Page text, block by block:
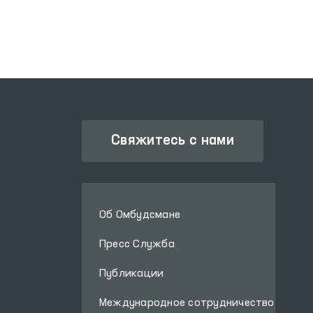
Свяжитесь с нами
Об Омбудсмане
Пресс Служба
Публикации
Международное сотрудничество